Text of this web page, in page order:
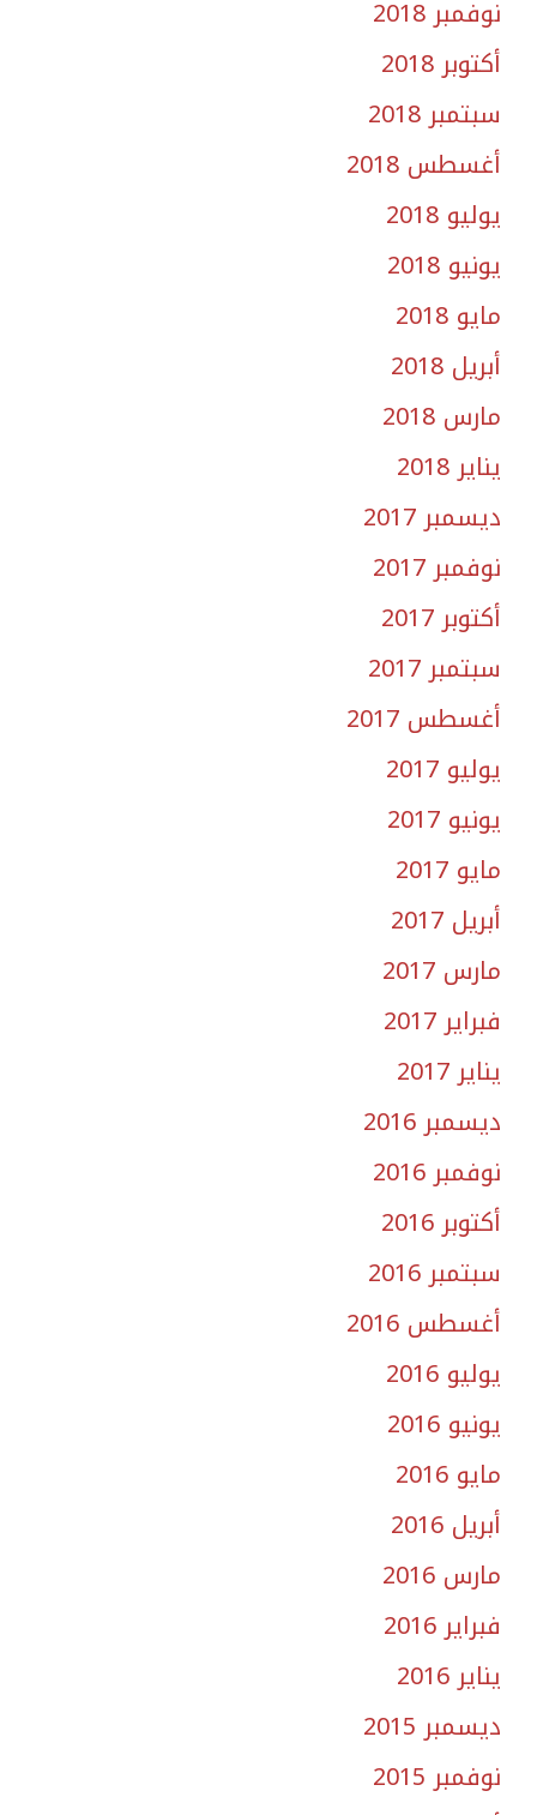
نوفمبر 2018
أكتوبر 2018
سبتمبر 2018
أغسطس 2018
يوليو 2018
يونيو 2018
مايو 2018
أبريل 2018
مارس 2018
يناير 2018
ديسمبر 2017
نوفمبر 2017
أكتوبر 2017
سبتمبر 2017
أغسطس 2017
يوليو 2017
يونيو 2017
مايو 2017
أبريل 2017
مارس 2017
فبراير 2017
يناير 2017
ديسمبر 2016
نوفمبر 2016
أكتوبر 2016
سبتمبر 2016
أغسطس 2016
يوليو 2016
يونيو 2016
مايو 2016
أبريل 2016
مارس 2016
فبراير 2016
يناير 2016
ديسمبر 2015
نوفمبر 2015